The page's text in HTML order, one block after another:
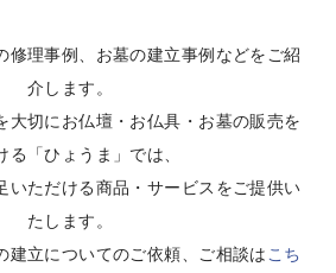
修理事例、お墓の建立事例などをご紹
介します。
大切にお仏壇・お仏具・お墓の販売を
る「ひょうま」では、
いただける商品・サービスをご提供い
たします。
建立についてのご依頼、ご相談は こち